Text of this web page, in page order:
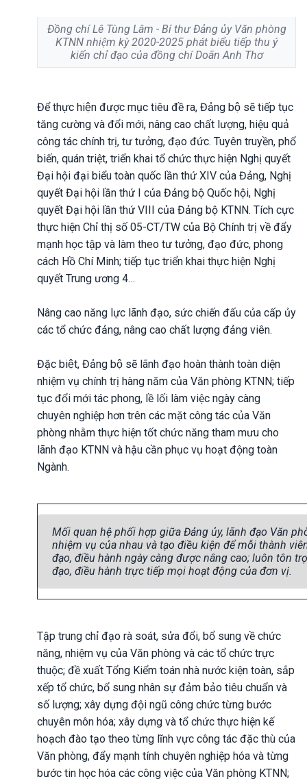
Đồng chí Lê Tùng Lâm - Bí thư Đảng ủy Văn phòng
KTNN nhiệm kỳ 2020-2025 phát biểu tiếp thu ý
kiến chỉ đạo của đồng chí Doãn Anh Thơ
Để thực hiện được mục tiêu đề ra, Đảng bộ sẽ tiếp tục
tăng cường và đổi mới, nâng cao chất lượng, hiệu quả
công tác chính trị, tư tưởng, đạo đức. Tuyên truyền, phổ
biến, quán triệt, triển khai tổ chức thực hiện Nghị quyết
Đại hội đại biểu toàn quốc lần thứ XIV của Đảng, Nghị
quyết Đại hội lần thứ I của Đảng bộ Quốc hội, Nghị
quyết Đại hội lần thứ VIII của Đảng bộ KTNN. Tích cực
thực hiện Chỉ thị số 05-CT/TW của Bộ Chính trị về đẩy
mạnh học tập và làm theo tư tưởng, đạo đức, phong
cách Hồ Chí Minh; tiếp tục triển khai thực hiện Nghị
quyết Trung ương 4…
Nâng cao năng lực lãnh đạo, sức chiến đấu của cấp ủy
các tổ chức đảng, nâng cao chất lượng đảng viên.
Đặc biệt, Đảng bộ sẽ lãnh đạo hoàn thành toàn diện
nhiệm vụ chính trị hàng năm của Văn phòng KTNN; tiếp
tục đổi mới tác phong, lề lối làm việc ngày càng
chuyên nghiệp hơn trên các mặt công tác của Văn
phòng nhằm thực hiện tốt chức năng tham mưu cho
lãnh đạo KTNN và hậu cần phục vụ hoạt động toàn
Ngành.
Mối quan hệ phối hợp giữa Đảng ủy, lãnh đạo Văn
nhiệm vụ của nhau và tạo điều kiện để mỗi thành
đạo, điều hành ngày càng được nâng cao; luôn tôn
đạo, điều hành trực tiếp mọi hoạt động của đơn vị.
Tập trung chỉ đạo rà soát, sửa đổi, bổ sung về chức
năng, nhiệm vụ của Văn phòng và các tổ chức trực
thuộc; đề xuất Tổng Kiểm toán nhà nước kiện toàn, sắp
xếp tổ chức, bổ sung nhân sự đảm bảo tiêu chuẩn và
số lượng; xây dựng đội ngũ công chức từng bước
chuyên môn hóa; xây dựng và tổ chức thực hiện kế
hoạch đào tạo theo từng lĩnh vực công tác đặc thù của
Văn phòng, đẩy mạnh tính chuyên nghiệp hóa và từng
bước tin học hóa các công việc của Văn phòng KTNN;